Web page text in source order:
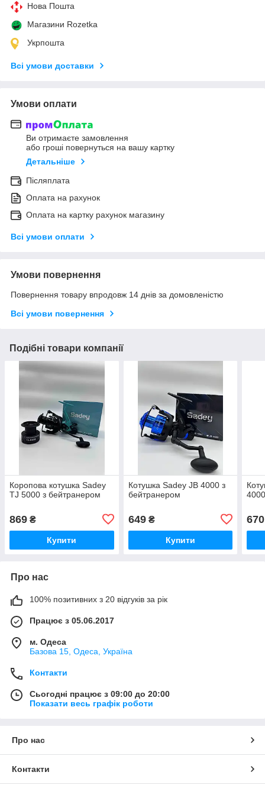
Нова Пошта
Магазини Rozetka
Укрпошта
Всі умови доставки
Умови оплати
Ви отримаєте замовлення
або гроші повернуться на вашу картку
Детальніше
Післяплата
Оплата на рахунок
Оплата на картку рахунок магазину
Всі умови оплати
Умови повернення
Повернення товару впродовж 14 днів за домовленістю
Всі умови повернення
Подібні товари компанії
Коропова котушка Sadey
TJ 5000 з бейтранером
869 ₴
Купити
Котушка Sadey JB 4000 з
бейтранером
649₴
Купити
670
Про нас
100% позитивних з 20 відгуків за рік
Працює з 05.06.2017
м. Одеса
Базова 15, Одеса, Україна
Контакти
Сьогодні працює з 09:00 до 20:00
Показати весь графік роботи
Про нас
Контакти